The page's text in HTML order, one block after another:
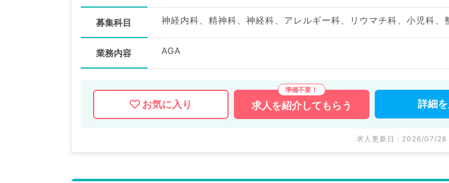
募集科目
業務内容 AGA
お気に入り 求人を紹介してもらう 詳細を
求人更新日 : 2026/07/28